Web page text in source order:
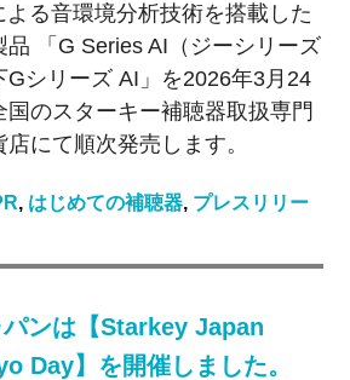
よる音環境分析技術を搭載した
品 「 G Series AI（ ジーシリーズ
Gシリーズ AI」を2026年3月 24
国のスターキー補聴器取扱専門
にて順次発売します。
, はじめての補聴器, プレスリリー
ンは【Starkey Japan
Day】を開催しました。